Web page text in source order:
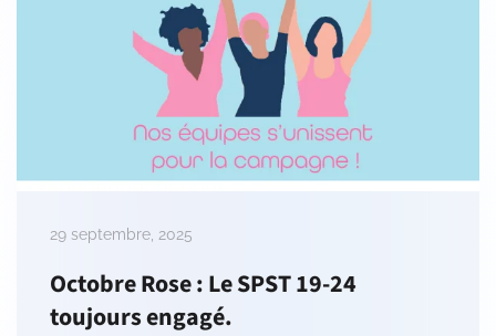
29 septembre, 2025
Octobre Rose : Le SPST 19-24
toujours engagé.